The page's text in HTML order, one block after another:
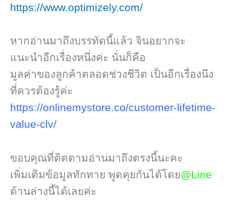
https://www.optimizely.com/
หากอ่านมาถึงบรรทัดนี้แล้ว จินอยากจะ
แนะนำอีกเรื่องหนึ่งค่ะ นั่นก็คือ
มูลค่าของลูกค้าตลอดช่วงชีวิต เป็นอีกเรื่องนึง
ที่ควรต้องรู้ค่ะ
https://onlinemystore.co/customer-lifetime-
value-clv/
ขอบคุณที่ติดตามอ่านมาถึงตรงนี้นะคะ
เพิ่มเติมข้อมูลทักทาย พูดคุยกันได้โดย@Line
ด้านล่างนี้ได้เลยค่ะ